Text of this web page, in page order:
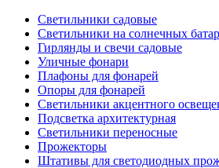
Светильники садовые
Светильники на солнечных
Гирлянды и свечи садовые
Уличные фонари
Плафоны для фонарей
Опоры для фонарей
Светильники акцентного
Подсветка архитектурная
Светильники переносные
Прожекторы
Штативы для светодиодных